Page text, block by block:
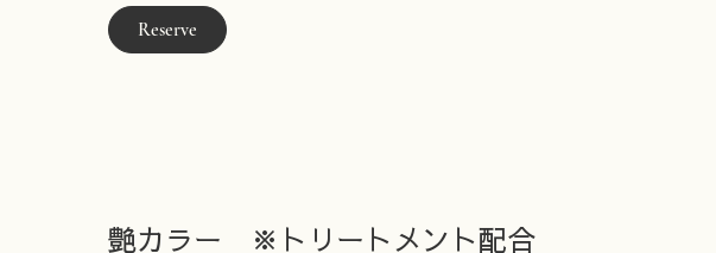
Reserve
艶カラー ※トリートメント配合